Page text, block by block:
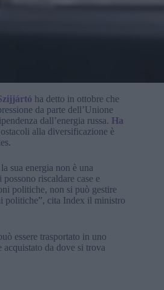
ha detto in ottobre che
da parte dell’Unione
dall’energia russa. Ha
alla diversificazione è
sua energia non è una
riscaldare case e
politiche, non si può gestire
politiche”, cita Index il ministro
essere trasportato in uno
acquistato da dove si trova